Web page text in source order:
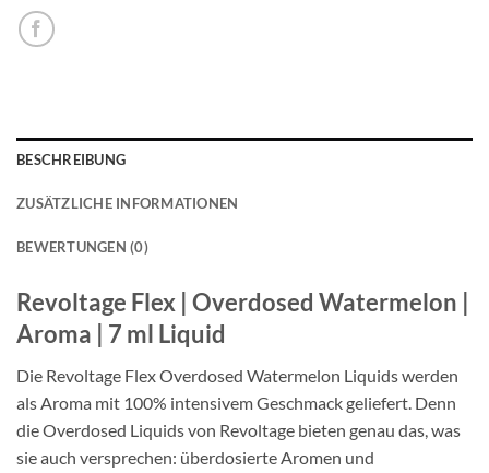
BESCHREIBUNG
ZUSÄTZLICHE INFORMATIONEN
BEWERTUNGEN (0)
Revoltage Flex | Overdosed Watermelon |
Aroma | 7 ml Liquid
Die Revoltage Flex Overdosed Watermelon Liquids werden
als Aroma mit 100% intensivem Geschmack geliefert. Denn
die Overdosed Liquids von Revoltage bieten genau das, was
sie auch versprechen: überdosierte Aromen und